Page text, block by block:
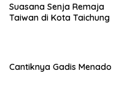
Suasana Senja Remaja
Taiwan di Kota Taichung
Cantiknya Gadis Menado